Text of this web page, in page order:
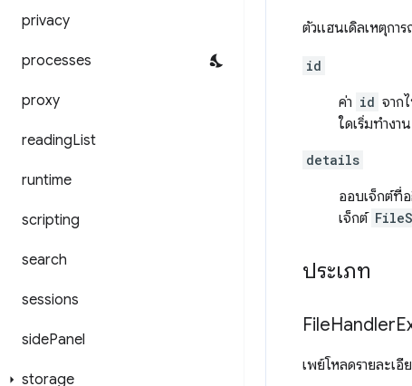
privacy
processes
proxy
readingList
runtime
scripting
search
sessions
sidePanel
storage
ตัวแฮนเดิลเหตุกา
id
ค่า id จาก
ใดเริ่มทำงาน
details
ออบเจ็กต์ที่
เจ็กต์
ประเภท
FileHandler
เพย์โหลดรายละเ